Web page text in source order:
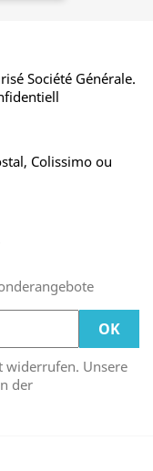
Société Générale.
Colissimo ou
widerrufen. Unsere
der